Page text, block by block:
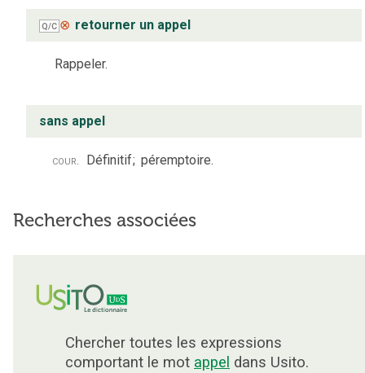
Q/C ⊗ retourner un appel
Rappeler.
sans appel
cour. Définitif; péremptoire.
Recherches associées
Chercher toutes les expressions
comportant le mot appel dans Usito.